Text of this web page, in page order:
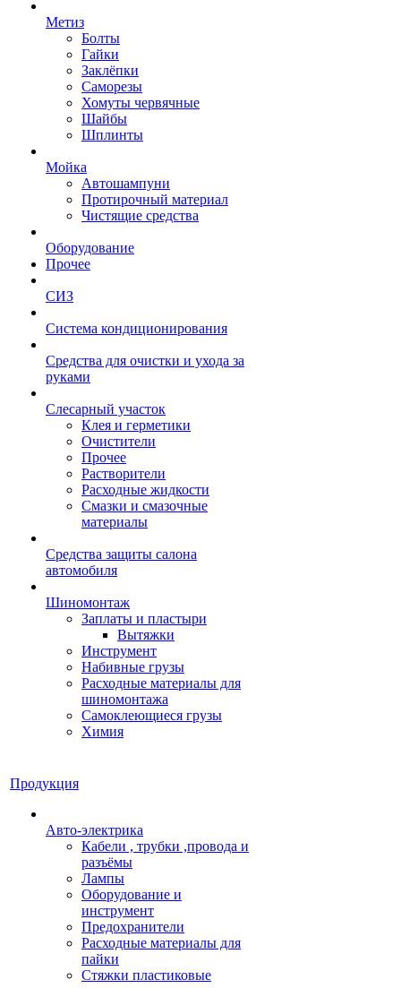
Метиз
Болты
Гайки
Заклёпки
Саморезы
Хомуты червячные
Шайбы
Шплинты
Мойка
Автошампуни
Протирочный материал
Чистящие средства
Оборудование
Прочее
СИЗ
Система кондиционирования
Средства для очистки и ухода за
руками
Слесарный участок
Клея и герметики
Очистители
Прочее
Растворители
Расходные жидкости
Смазки и смазочные
материалы
Средства защиты салона
автомобиля
Шиномонтаж
Заплаты и пластыри
Вытяжки
Инструмент
Набивные грузы
Расходные материалы для
шиномонтажа
Самоклеющиеся грузы
Химия
Продукция
Авто-электрика
Кабели , трубки ,провода и
разъёмы
Лампы
Оборудование и
инструмент
Предохранители
Расходные материалы для
пайки
Стяжки пластиковые